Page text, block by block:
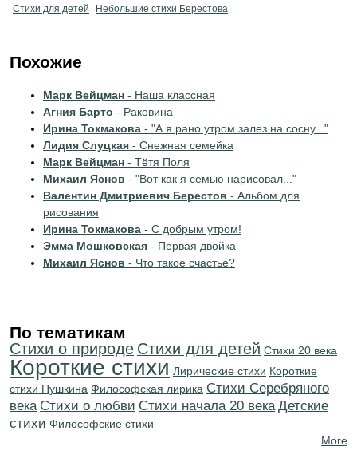
Стихи для детей
Небольшие стихи Берестова
Похожие
Марк Вейцман - Наша классная
Агния Барто - Раковина
Ирина Токмакова - "А я рано утром залез на сосну..."
Лидия Слуцкая - Снежная семейка
Марк Вейцман - Тётя Поля
Михаил Яснов - "Вот как я семью нарисовал..."
Валентин Дмитриевич Берестов - Альбом для
рисования
Ирина Токмакова - С добрым утром!
Эмма Мошковская - Первая двойка
Михаил Яснов - Что такое счастье?
По тематикам
Стихи о природе Стихи для детей Стихи 20 века
Короткие стихи Лирические стихи Короткие
стихи Пушкина Философская лирика Cтихи Серебряного
века Стихи о любви Cтихи начала 20 века Детские
стихи Философские стихи
More